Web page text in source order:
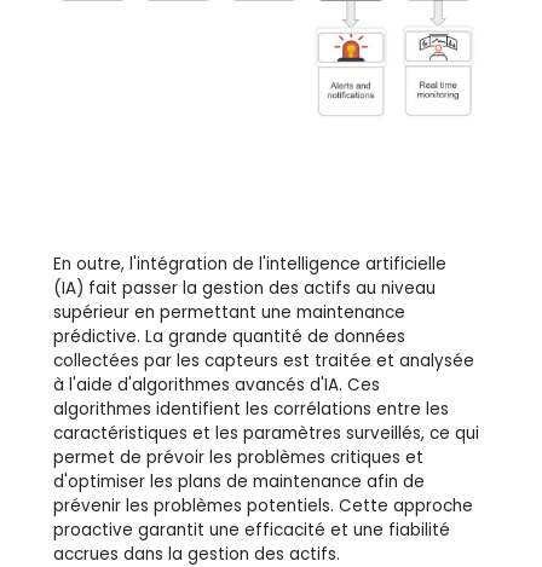
En outre, l'intégration de l'intelligence artificielle
(IA) fait passer la gestion des actifs au niveau
supérieur en permettant une maintenance
prédictive. La grande quantité de données
collectées par les capteurs est traitée et analysée
à l'aide d'algorithmes avancés d'IA. Ces
algorithmes identifient les corrélations entre les
caractéristiques et les paramètres surveillés, ce qui
permet de prévoir les problèmes critiques et
d'optimiser les plans de maintenance afin de
prévenir les problèmes potentiels. Cette approche
proactive garantit une efficacité et une fiabilité
accrues dans la gestion des actifs.